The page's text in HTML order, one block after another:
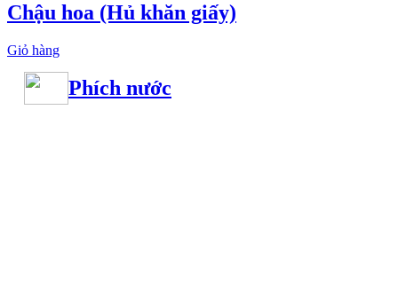
Chậu hoa (Hủ khăn giấy)
Giỏ hàng
Phích nước